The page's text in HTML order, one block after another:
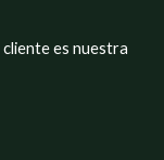
es nuestra